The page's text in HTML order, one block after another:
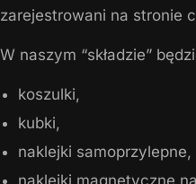
zarejestrowani na stronie
W naszym “składzie”
koszulki,
kubki,
naklejki samoprzylepne,
naklejki magnetyczne